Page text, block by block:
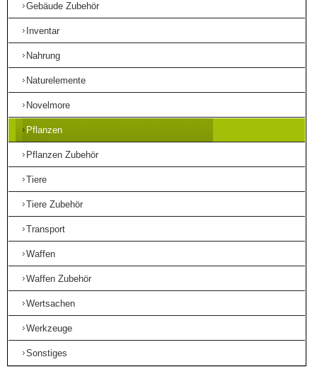
Gebäude Zubehör
Inventar
Nahrung
Naturelemente
Novelmore
Pflanzen
Pflanzen Zubehör
Tiere
Tiere Zubehör
Transport
Waffen
Waffen Zubehör
Wertsachen
Werkzeuge
Sonstiges